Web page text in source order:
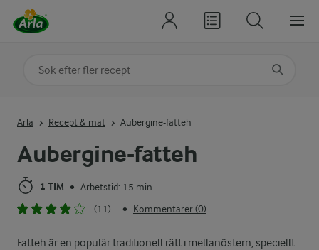
Aubergine-fatteh
1 TIM • Arbetstid: 15 min
(11)
• Kommentarer (0)
Fatteh är en populär traditionell rätt i mellanöstern, speciellt
Arla Recept & mat Aubergine-fatteh
Sök på kategori eller ingrediens